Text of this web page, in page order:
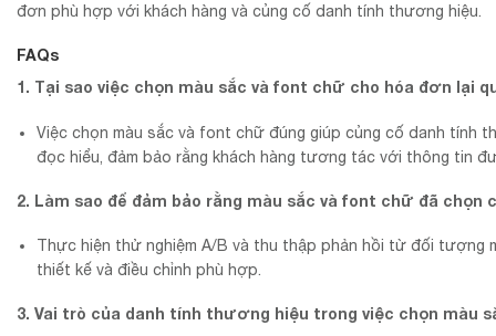
đơn phù hợp với khách hàng và củng cố danh tính thương hiệu.
FAQs
1. Tại sao việc chọn màu sắc và font chữ cho hóa đơn lại
Việc chọn màu sắc và font chữ đúng giúp củng cố danh tính
đọc hiểu, đảm bảo rằng khách hàng tương tác với thông tin
2. Làm sao để đảm bảo rằng màu sắc và font chữ đã chọn
Thực hiện thử nghiệm A/B và thu thập phản hồi từ đối tượng
thiết kế và điều chỉnh phù hợp.
3. Vai trò của danh tính thương hiệu trong việc chọn màu